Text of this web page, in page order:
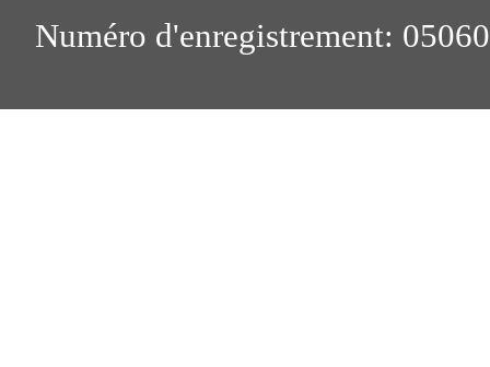
Numéro d'enregistrement: